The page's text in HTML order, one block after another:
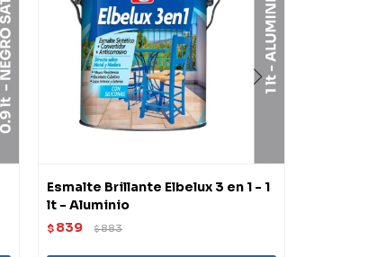
Esmalte Brillante Elbelux 3 en 1 - 1
lt - Aluminio
$ 839 $883